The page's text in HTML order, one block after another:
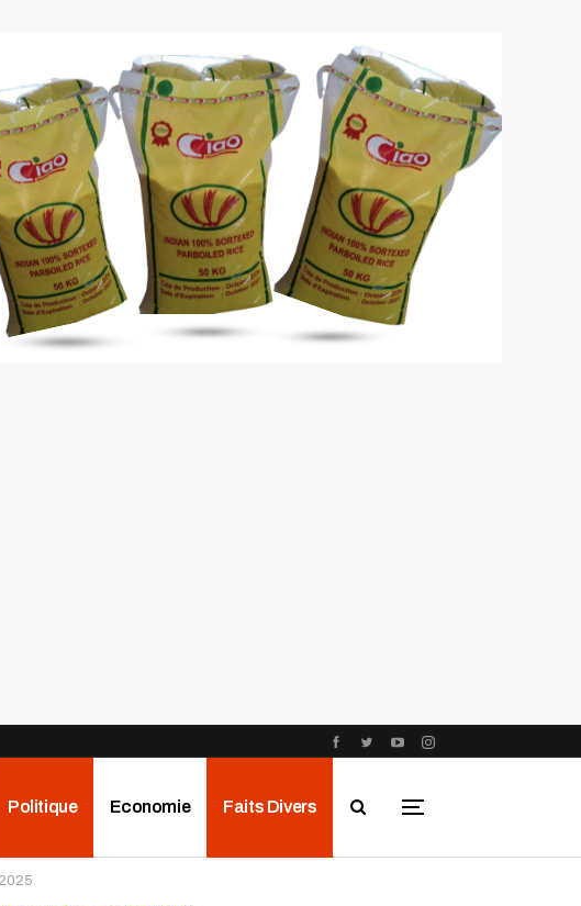
Politique Economie Faits Divers